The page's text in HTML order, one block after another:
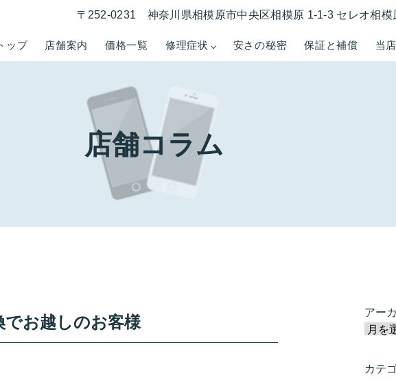
ップ 店舗案内 価格一覧 修理症状 安さの秘密 保証と補償 当
〒252-0231 神奈川県相模原市中央区相模原 1-1-3 セレオ相模
店舗コラム
お越しのお客様
アー
カテ